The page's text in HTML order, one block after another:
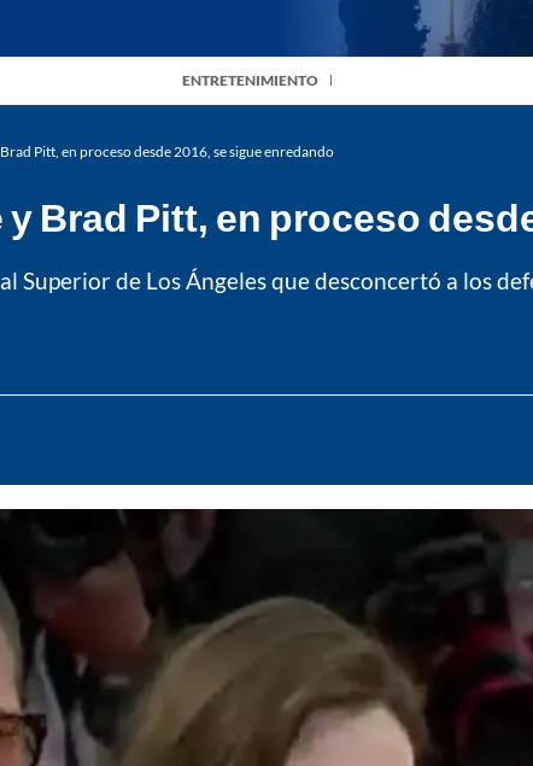
ENTRETENIMIENTO
Pitt, en proceso desde 2016, se sigue enredando
Brad Pitt, en proceso
Superior de Los Ángeles que desconcertó a los